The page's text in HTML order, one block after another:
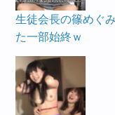
生徒会長の篠めぐ
た一部始終ｗ